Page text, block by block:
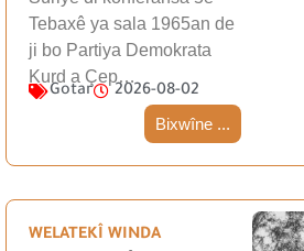
Tebaxê ya sala 1965an de
ji bo Partiya Demokrata
Kurd a Çep…
Gotar 2026-08-02
Bixwîne ...
WELATEKÎ WINDA